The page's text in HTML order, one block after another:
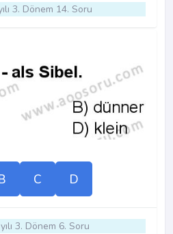
3. Dönem 14. Soru
C D
3. Dönem 6. Soru